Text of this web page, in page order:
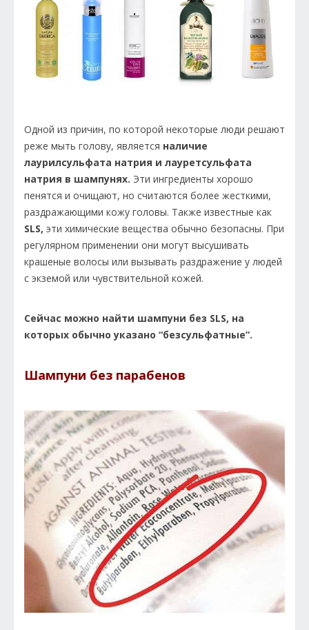
Одной из причин, по которой некоторые люди решают
реже мыть голову, является наличие
лаурилсульфата натрия и лауретсульфата
натрия в шампунях. Эти ингредиенты хорошо
пенятся и очищают, но считаются более жесткими,
раздражающими кожу головы. Также известные как
SLS, эти химические вещества обычно безопасны. При
регулярном применении они могут высушивать
крашеные волосы или вызывать раздражение у людей
с экземой или чувствительной кожей.
Сейчас можно найти шампуни без SLS, на
которых обычно указано “безсульфатные”.
Шампуни без парабенов